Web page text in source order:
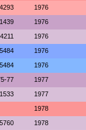
4293 1976
1439 1976
4211 1976
1976
1976
77 1977
1533 1977
1978
1978